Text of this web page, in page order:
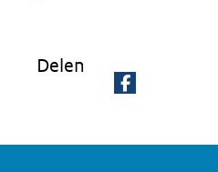
Delen
e